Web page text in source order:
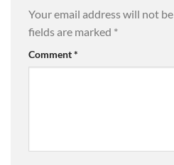
Your email address will not
fields are marked *
Comment*